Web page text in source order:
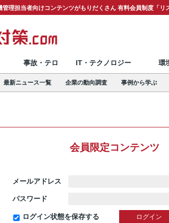
管理担当者向けコンテンツがもりだくさん 有料会員制度「リ
事故・テロ IT・テクノロジー 環
最新ニュース一覧 企業の動向調査 事例から学ぶ
会員限定コンテンツ
メールアドレス
パスワード
ログイン状態を保存する